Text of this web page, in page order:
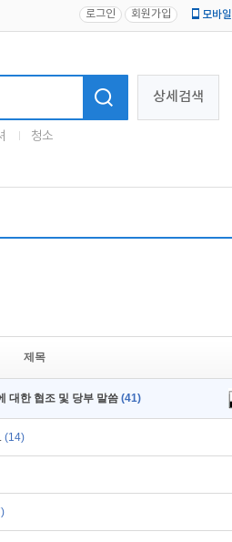
로그인 회원가입 모바일
상세검색
청소
제목
대한 협조 및 당부 말씀 (41)
(14)